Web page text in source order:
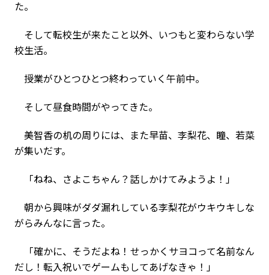
た。
そして転校生が来たこと以外、いつもと変わらない学
校生活。
授業がひとつひとつ終わっていく午前中。
そして昼食時間がやってきた。
美智香の机の周りには、また早苗、李梨花、瞳、若菜
が集いだす。
「ねね、さよこちゃん？話しかけてみようよ！」
朝から興味がダダ漏れしている李梨花がウキウキしな
がらみんなに言った。
「確かに、そうだよね！せっかくサヨコって名前なん
だし！転入祝いでゲームもしてあげなきゃ！」